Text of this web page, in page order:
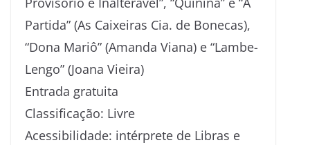
Partida” (As Caixeiras Cia. de Bonecas),
“Dona Mariô” (Amanda Viana) e “Lambe-
Lengo” (Joana Vieira)
Entrada gratuita
Classificação: Livre
Acessibilidade: intérprete de Libras e